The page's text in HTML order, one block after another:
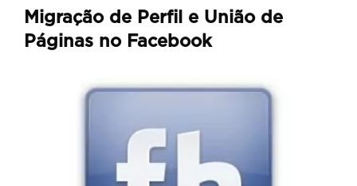
Migração de Perfil e União de
Páginas no Facebook